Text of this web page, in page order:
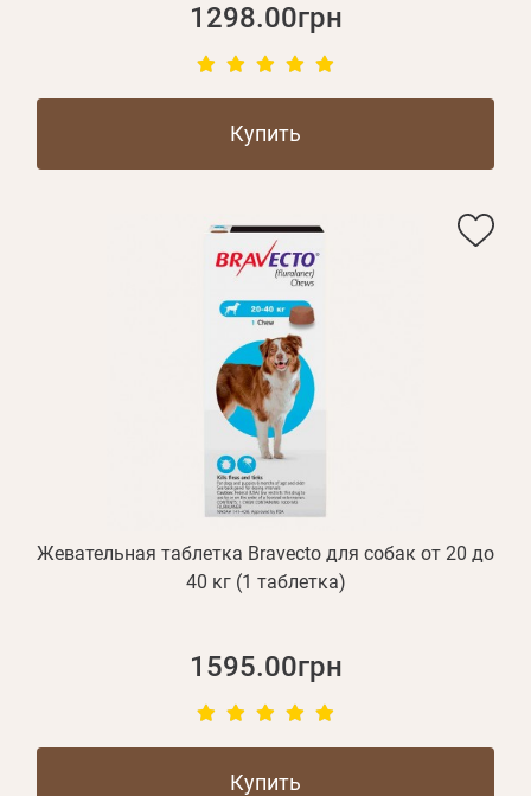
1298.00грн
Купить
Жевательная таблетка Bravecto для собак от 20 до
40 кг (1 таблетка)
1595.00грн
Купить